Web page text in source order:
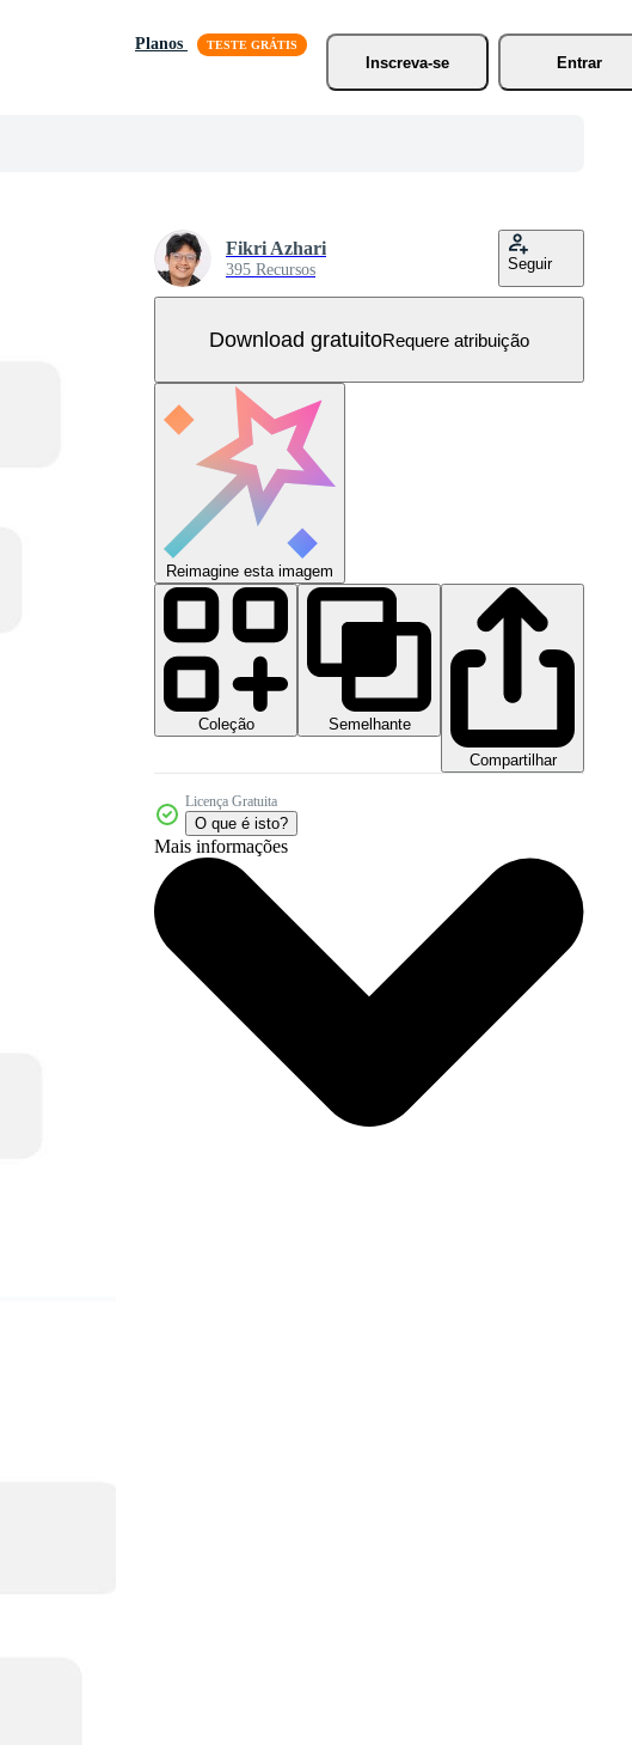
Planos
Inscreva-se
Entrar
Fikri Azhari
395 Recursos Seguir
Download gratuitoRequere atribuição
Reimagine esta imagem
Coleção
Semelhante
Compartilhar
Licença Gratuita
O que é isto?
Mais informações